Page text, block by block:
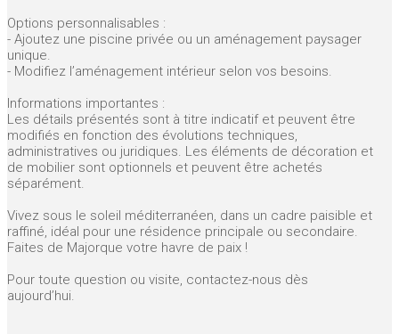
Options personnalisables :
- Ajoutez une piscine privée ou un aménagement paysager
unique.
- Modifiez l’aménagement intérieur selon vos besoins.
Informations importantes :
Les détails présentés sont à titre indicatif et peuvent être
modifiés en fonction des évolutions techniques,
administratives ou juridiques. Les éléments de décoration et
de mobilier sont optionnels et peuvent être achetés
séparément.
Vivez sous le soleil méditerranéen, dans un cadre paisible et
raffiné, idéal pour une résidence principale ou secondaire.
Faites de Majorque votre havre de paix !
Pour toute question ou visite, contactez-nous dès
aujourd’hui.